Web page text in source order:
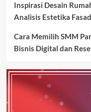
Inspirasi Desain
Analisis Estetika
Cara Memilih SMM
Bisnis Digital dan